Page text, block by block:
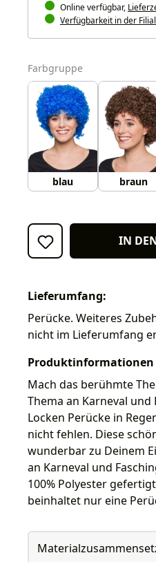
Online verfügbar,
Verfügbarkeit in der
Farbgruppe
blau braun
IN
Lieferumfang:
Perücke. Weiteres
nicht im Lieferumfang
Produktinformationen
Mach das berühmte
Thema an Karneval und
Locken Perücke in
nicht fehlen. Diese
wunderbar zu Deinem
an Karneval und
100% Polyester
beinhaltet nur eine